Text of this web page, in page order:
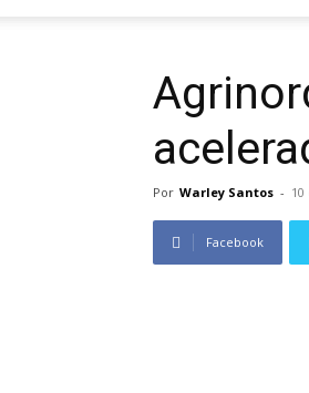
Por Warley Santos -
Facebook